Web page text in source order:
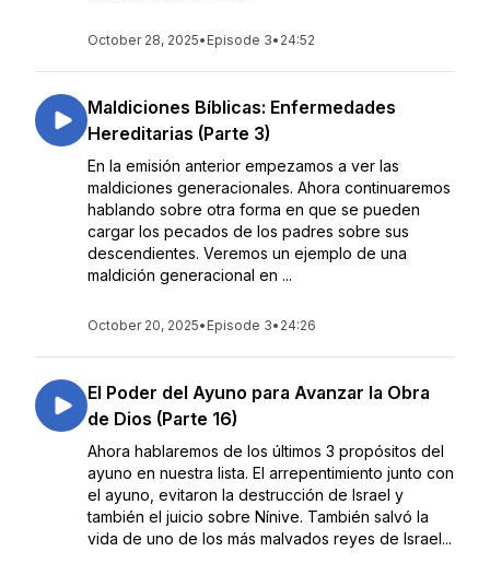
October 28, 2025• Episode 3• 24:52
Maldiciones Bíblicas: Enfermedades
Hereditarias (Parte 3)
En la emisión anterior empezamos a ver las
maldiciones generacionales. Ahora continuaremos
hablando sobre otra forma en que se pueden
cargar los pecados de los padres sobre sus
descendientes. Veremos un ejemplo de una
maldición generacional en ...
October 20, 2025• Episode 3• 24:26
El Poder del Ayuno para Avanzar la Obra
de Dios (Parte 16)
Ahora hablaremos de los últimos 3 propósitos del
ayuno en nuestra lista. El arrepentimiento junto con
el ayuno, evitaron la destrucción de Israel y
también el juicio sobre Nínive. También salvó la
vida de uno de los más malvados reyes de Israel...